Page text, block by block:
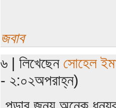
জবাব
৬ | লিখেছেন সোহেল
- ২:০২অপরাহ্ন)